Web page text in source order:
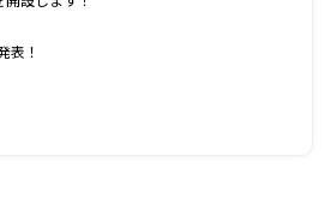
表！